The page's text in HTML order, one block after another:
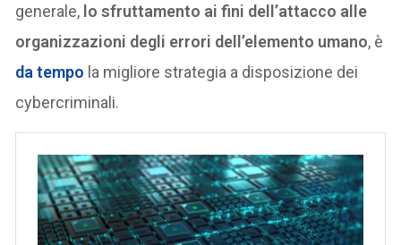
generale, lo sfruttamento ai fini dell’attacco alle
organizzazioni degli errori dell’elemento umano, è
da tempo la migliore strategia a disposizione dei
cybercriminali.